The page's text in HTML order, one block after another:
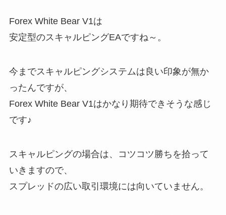
Forex White Bear V1は
安定型のスキャルピングEAですね～。
今までスキャルピングシステムは良い印象が無か
ったんですが、
Forex White Bear V1はかなり期待できそうな感じ
です♪
スキャルピングの場合は、コツコツ勝ちを拾って
いきますので、
スプレッドの広い取引環境には向いていません。